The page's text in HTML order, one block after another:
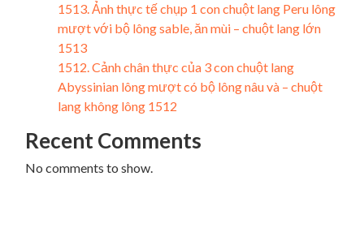
1513. Ảnh thực tế chụp 1 con chuột lang Peru lông
mượt với bộ lông sable, ăn mùi – chuột lang lớn
1513
1512. Cảnh chân thực của 3 con chuột lang
Abyssinian lông mượt có bộ lông nâu và – chuột
lang không lông 1512
Recent Comments
No comments to show.